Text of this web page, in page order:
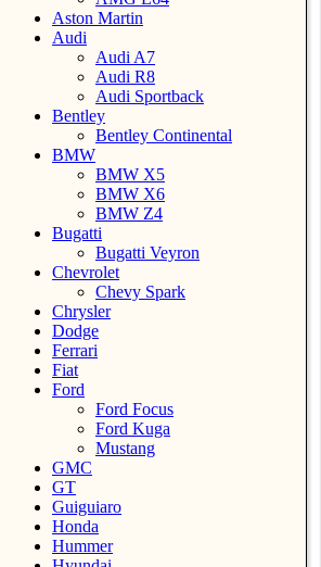
Aston Martin
Audi
Audi A7
Audi R8
Audi Sportback
Bentley
Bentley Continental
BMW
BMW X5
BMW X6
BMW Z4
Bugatti
Bugatti Veyron
Chevrolet
Chevy Spark
Chrysler
Dodge
Ferrari
Fiat
Ford
Ford Focus
Ford Kuga
Mustang
GMC
GT
Guiguiaro
Honda
Hummer